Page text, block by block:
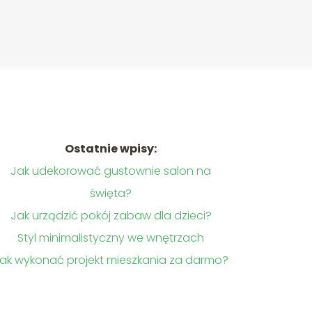
Ostatnie wpisy:
Jak udekorować gustownie salon na
święta?
Jak urządzić pokój zabaw dla dzieci?
Styl minimalistyczny we wnętrzach
wykonać projekt mieszkania za darmo?